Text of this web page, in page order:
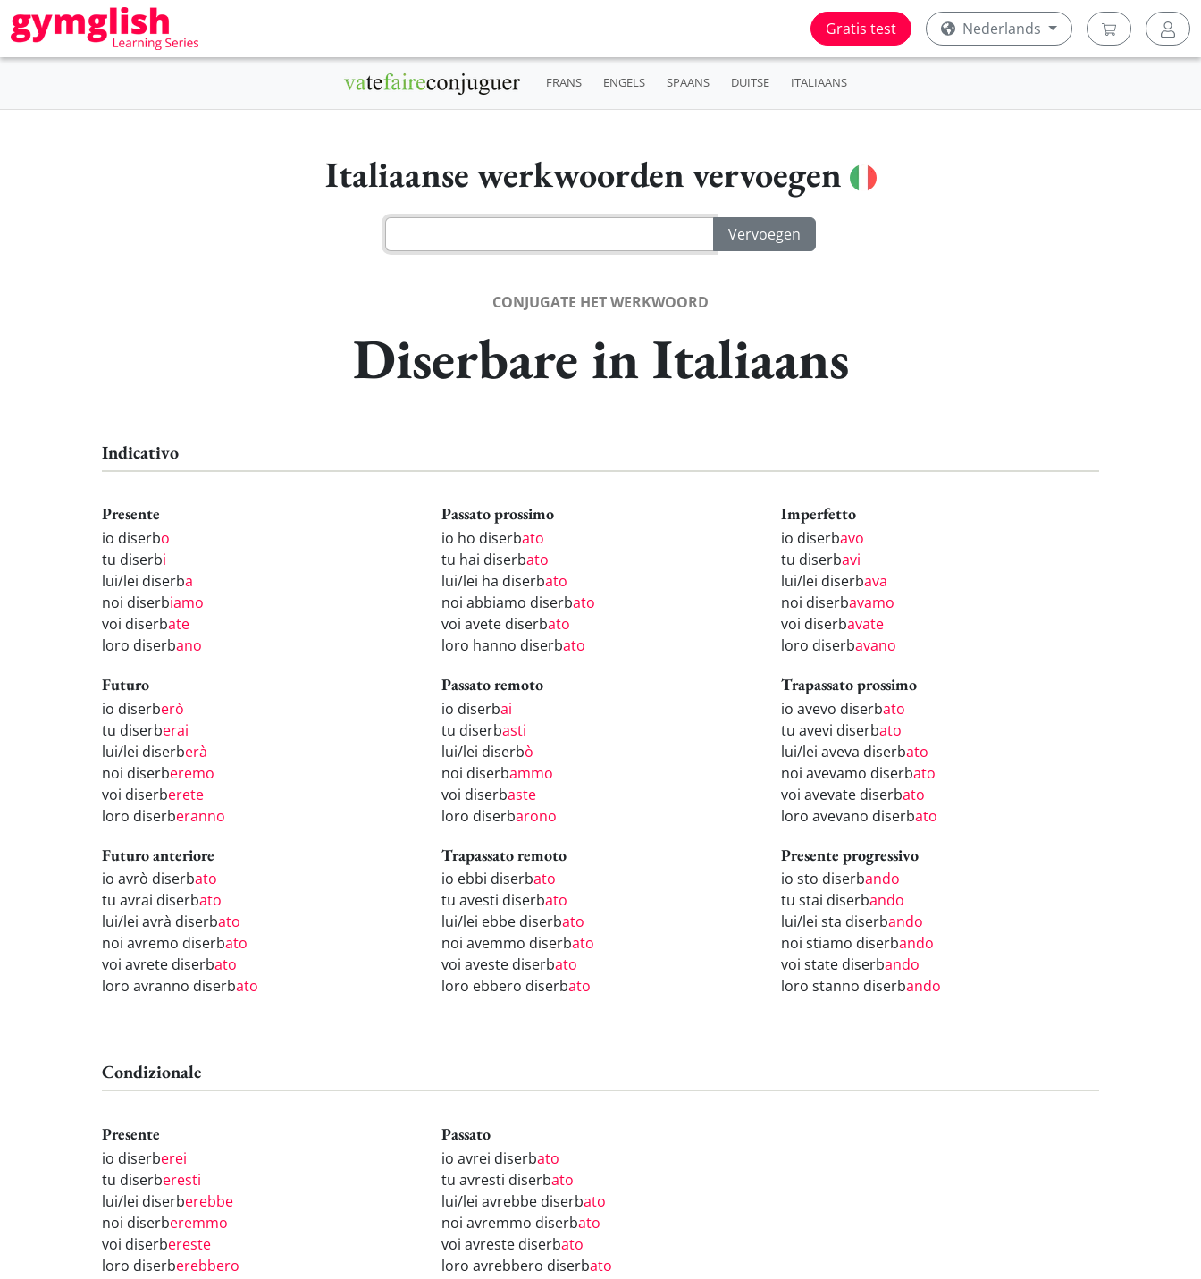
Gratis test Nederlands
FRANS ENGELS SPAANS DUITSE ITALIAANS
Italiaanse werkwoorden vervoegen
CONJUGATE HET WERKWOORD
Diserbare in Italiaans
Indicativo
Presente
io diserbo
tu diserbi
lui/lei diserba
noi diserbiamo
voi diserbate
loro diserbano
Passato prossimo
io ho diserbato
tu hai diserbato
lui/lei ha diserbato
noi abbiamo diserbato
voi avete diserbato
loro hanno diserbato
Imperfetto
io diserbavo
tu diserbavi
lui/lei diserbava
noi diserbavamo
voi diserbavate
loro diserbavano
Futuro
io diserberò
tu diserberai
lui/lei diserberà
noi diserberemo
voi diserberete
loro diserberanno
Passato remoto
io diserbai
tu diserbasti
lui/lei diserbò
noi diserbammo
voi diserbaste
loro diserbarono
Trapassato prossimo
io avevo diserbato
tu avevi diserbato
lui/lei aveva diserbato
noi avevamo diserbato
voi avevate diserbato
loro avevano diserbato
Futuro anteriore
io avrò diserbato
tu avrai diserbato
lui/lei avrà diserbato
noi avremo diserbato
voi avrete diserbato
loro avranno diserbato
Trapassato remoto
io ebbi diserbato
tu avesti diserbato
lui/lei ebbe diserbato
noi avemmo diserbato
voi aveste diserbato
loro ebbero diserbato
Presente progressivo
io sto diserbando
tu stai diserbando
lui/lei sta diserbando
noi stiamo diserbando
voi state diserbando
loro stanno diserbando
Condizionale
Presente
io diserberei
tu diserberesti
lui/lei diserberebbe
noi diserberemmo
voi diserbereste
loro diserberebbero
Passato
io avrei diserbato
tu avresti diserbato
lui/lei avrebbe diserbato
noi avremmo diserbato
voi avreste diserbato
loro avrebbero diserbato